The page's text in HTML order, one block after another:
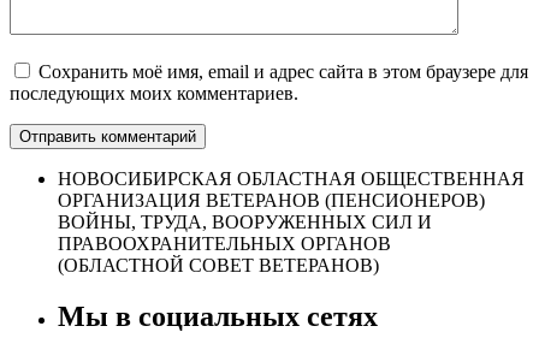
Сохранить моё имя, email и адрес сайта в этом браузере для
последующих моих комментариев.
НОВОСИБИРСКАЯ ОБЛАСТНАЯ ОБЩЕСТВЕННАЯ
ОРГАНИЗАЦИЯ ВЕТЕРАНОВ (ПЕНСИОНЕРОВ)
ВОЙНЫ, ТРУДА, ВООРУЖЕННЫХ СИЛ И
ПРАВООХРАНИТЕЛЬНЫХ ОРГАНОВ
(ОБЛАСТНОЙ СОВЕТ ВЕТЕРАНОВ)
Мы в социальных сетях